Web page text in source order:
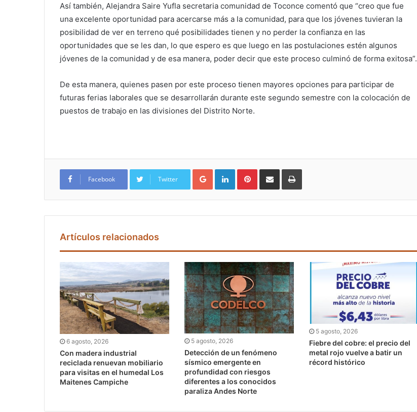
Así también, Alejandra Saire Yufla secretaria comunidad de Toconce comentó que “creo que fue
una excelente oportunidad para acercarse más a la comunidad, para que los jóvenes tuvieran la
posibilidad de ver en terreno qué posibilidades tienen y no perder la confianza en las
oportunidades que se les dan, lo que espero es que luego en las postulaciones estén algunos
jóvenes de la comunidad y de esa manera, poder decir que este proceso culminó de forma exitosa”.
De esta manera, quienes pasen por este proceso tienen mayores opciones para participar de
futuras ferias laborales que se desarrollarán durante este segundo semestre con la colocación de
puestos de trabajo en las divisiones del Distrito Norte.
Facebook Twitter
Google+ LinkedIn Pinterest
Artículos relacionados
6 agosto, 2026
Con madera industrial
reciclada renuevan mobiliario
para visitas en el humedal Los
Maitenes Campiche
5 agosto, 2026
Detección de un fenómeno
sísmico emergente en
profundidad con riesgos
diferentes a los conocidos
paraliza Andes Norte
5 agosto, 2026
Fiebre del cobre: el precio del
metal rojo vuelve a batir un
récord histórico